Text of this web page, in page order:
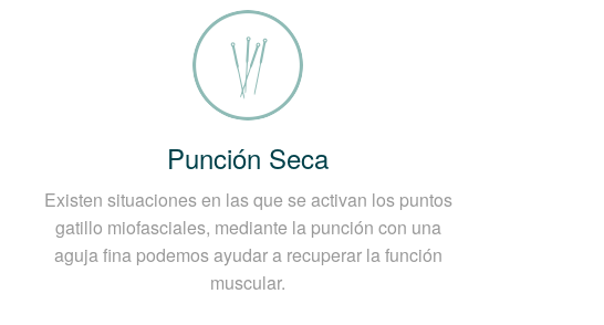
a evaluar, el especialista le realizará un examen físico. Esto
Punción Seca
Existen situaciones en las que se activan los puntos
gatillo miofasciales, mediante la punción con una
aguja fina podemos ayudar a recuperar la función
muscular.